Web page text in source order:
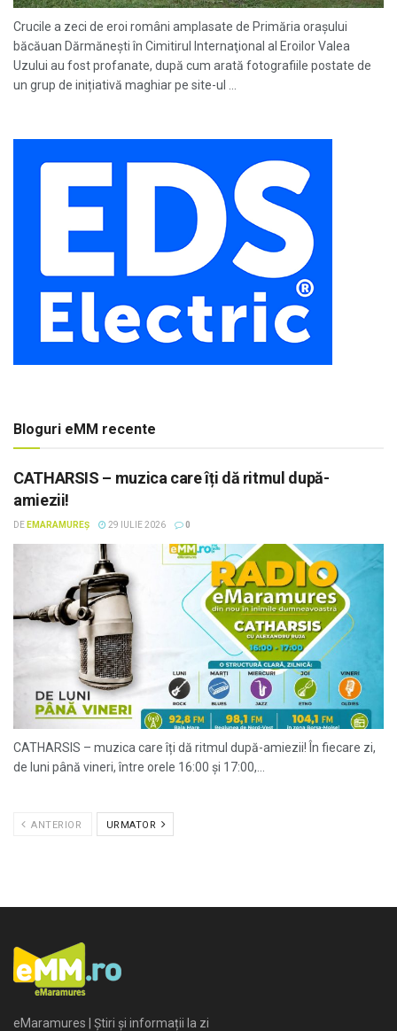
Crucile a zeci de eroi români amplasate de Primăria orașului
băcăuan Dărmănești în Cimitirul Internaţional al Eroilor Valea
Uzului au fost profanate, după cum arată fotografiile postate de
un grup de inițiativă maghiar pe site-ul ...
Bloguri eMM recente
CATHARSIS – muzica care îți dă ritmul după-
amiezii!
DE EMARAMUREȘ 29 IULIE 2026 0
CATHARSIS – muzica care îți dă ritmul după-amiezii! În fiecare zi,
de luni până vineri, între orele 16:00 și 17:00,...
ANTERIOR URMATOR
eMaramures | Știri și informații la zi